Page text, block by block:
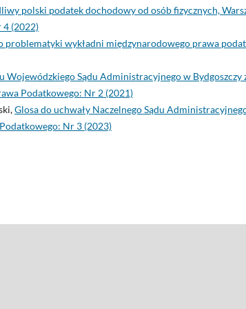
polski podatek dochodowy od osób fizycznych,
(2022)
problematyki wykładni międzynarodowego prawa
Wojewódzkiego Sądu Administracyjnego w Bydgoszczy
Podatkowego: Nr 2 (2021)
Glosa do uchwały Naczelnego Sądu
Nr 3 (2023)